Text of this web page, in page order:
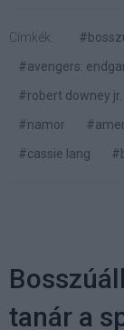
Címkék:
#avengers:
#robert downey jr.
#namor
#cassie lang
tanár a